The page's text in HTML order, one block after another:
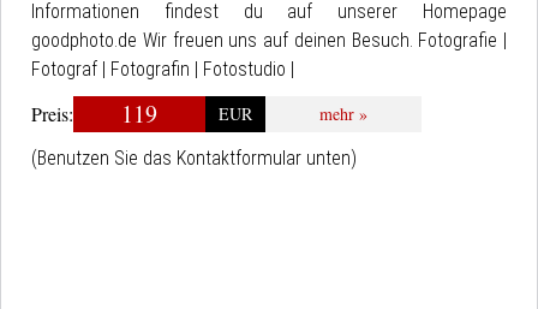
Informationen findest du auf unserer Homepage
goodphoto.de Wir freuen uns auf deinen Besuch. Fotografie |
Fotograf | Fotografin | Fotostudio |
Preis: 119 EUR
mehr »
(Benutzen Sie das Kontaktformular unten)